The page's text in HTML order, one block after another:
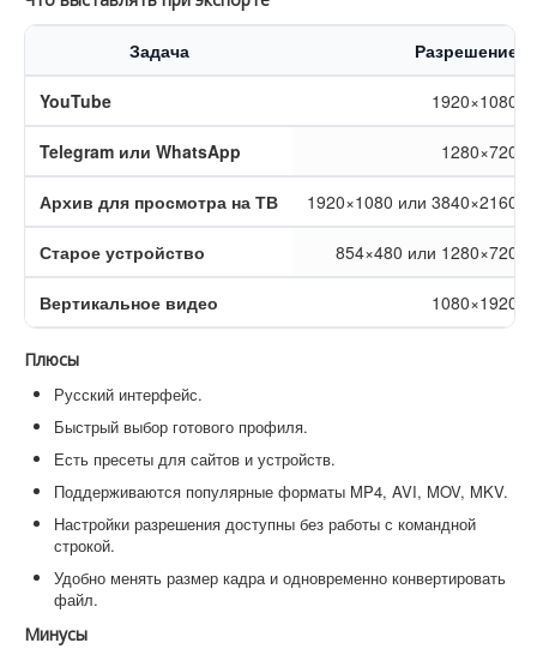
Задача Разрешение
YouTube 1920×1080
Telegram или WhatsApp 1280×720
Архив для просмотра на ТВ 1920×1080 или 3840×2160
Старое устройство 854×480 или 1280×720
Вертикальное видео 1080×1920
Плюсы
Русский интерфейс.
Быстрый выбор готового профиля.
Есть пресеты для сайтов и устройств.
Поддерживаются популярные форматы MP4, AVI, MOV, MKV.
Настройки разрешения доступны без работы с командной
строкой.
Удобно менять размер кадра и одновременно конвертировать
файл.
Минусы